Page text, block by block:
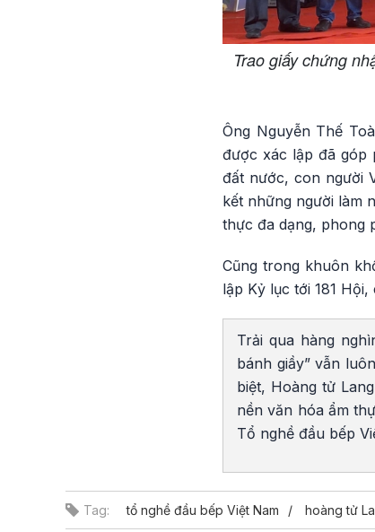
Trao giấy chứng
Ông Nguyễn Thế
được xác lập đã góp
đất nước, con người
kết những người làm
thực đa dạng, phong
Cũng trong khuôn
lập Kỷ lục tới 181
Trải qua hàng
bánh giầy” vẫn
biệt, Hoàng tử
nền văn hóa ẩm
Tổ nghề đầu bếp
Tag: tổ nghề đầu bếp Việt Nam hoàng tử